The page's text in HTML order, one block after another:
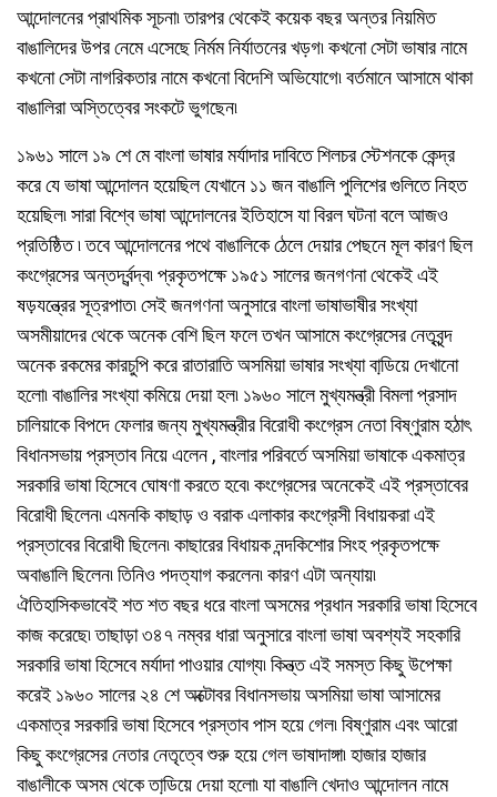
আন্দোলনের প্রাথমিক সূচনা৷ তারপর থেকেই কয়েক বছর অন্তর নিয়মিত
বাঙালিদের উপর নেমে এসেছে নির্মম নির্যাতনের খড়গ৷ কখনো সেটা ভাষার নামে
কখনো সেটা নাগরিকতার নামে কখনো বিদেশি অভিযোগে৷ বর্তমানে আসামে থাকা
বাঙালিরা অস্তিত্বের সংকটে ভুগছেন৷
১৯৬১ সালে ১৯ শে মে বাংলা ভাষার মর্যাদার দাবিতে শিলচর স্টেশনকে কেন্দ্র
করে যে ভাষা আন্দোলন হয়েছিল যেখানে ১১ জন বাঙালি পুলিশের গুলিতে নিহত
হয়েছিল৷ সারা বিশ্বে ভাষা আন্দোলনের ইতিহাসে যা বিরল ঘটনা বলে আজও
প্রতিষ্ঠিত ৷ তবে আন্দোলনের পথে বাঙালিকে ঠেলে দেয়ার পেছনে মূল কারণ ছিল
কংগ্রেসের অন্তর্দ্বন্দ্ব৷ প্রকৃতপক্ষে ১৯৫১ সালের জনগণনা থেকেই এই
ষড়যন্ত্রের সূত্রপাত৷ সেই জনগণনা অনুসারে বাংলা ভাষাভাষীর সংখ্যা
অসমীয়াদের থেকে অনেক বেশি ছিল ফলে তখন আসামে কংগ্রেসের নেতৃবৃন্দ
অনেক রকমের কারচুপি করে রাতারাতি অসমিয়া ভাষার সংখ্যা বাডি়য়ে দেখানো
হলো৷ বাঙালির সংখ্যা কমিয়ে দেয়া হল৷ ১৯৬০ সালে মুখ্যমন্ত্রী বিমলা প্রসাদ
চালিয়াকে বিপদে ফেলার জন্য মুখ্যমন্ত্রীর বিরোধী কংগ্রেস নেতা বিষ্ণুরাম হঠাৎ
বিধানসভায় প্রস্তাব নিয়ে এলেন , বাংলার পরিবর্তে অসমিয়া ভাষাকে একমাত্র
সরকারি ভাষা হিসেবে ঘোষণা করতে হবে৷ কংগ্রেসের অনেকেই এই প্রস্তাবের
বিরোধী ছিলেন৷ এমনকি কাছাড় ও বরাক এলাকার কংগ্রেসী বিধায়করা এই
প্রস্তাবের বিরোধী ছিলেন৷ কাছারের বিধায়ক নন্দকিশোর সিংহ প্রকৃতপক্ষে
অবাঙালি ছিলেন৷ তিনিও পদত্যাগ করলেন৷ কারণ এটা অন্যায়৷
ঐতিহাসিকভাবেই শত শত বছর ধরে বাংলা অসমের প্রধান সরকারি ভাষা হিসেবে
কাজ করেছে৷ তাছাড়া ৩৪৭ নম্বর ধারা অনুসারে বাংলা ভাষা অবশ্যই সহকারি
সরকারি ভাষা হিসেবে মর্যাদা পাওয়ার যোগ্য৷ কিন্ত্ত এই সমস্ত কিছু উপেক্ষা
করেই ১৯৬০ সালের ২৪ শে অক্টোবর বিধানসভায় অসমিয়া ভাষা আসামের
একমাত্র সরকারি ভাষা হিসেবে প্রস্তাব পাস হয়ে গেল৷ বিষ্ণুরাম এবং আরো
কিছু কংগ্রেসের নেতার নেতৃত্বে শুরু হয়ে গেল ভাষাদাঙ্গা৷ হাজার হাজার
বাঙালীকে অসম থেকে তাডি়য়ে দেয়া হলো৷ যা বাঙালি খেদাও আন্দোলন নামে